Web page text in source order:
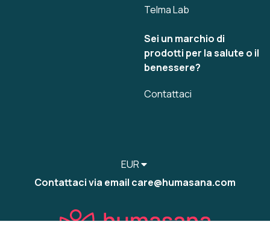
Telma Lab
Sei un marchio di
prodotti per la salute o il
benessere?
Contattaci
EUR
Contattaci via email care@humasana.com